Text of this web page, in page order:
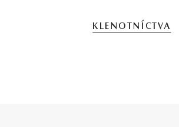
KLENOTNÍCTVA